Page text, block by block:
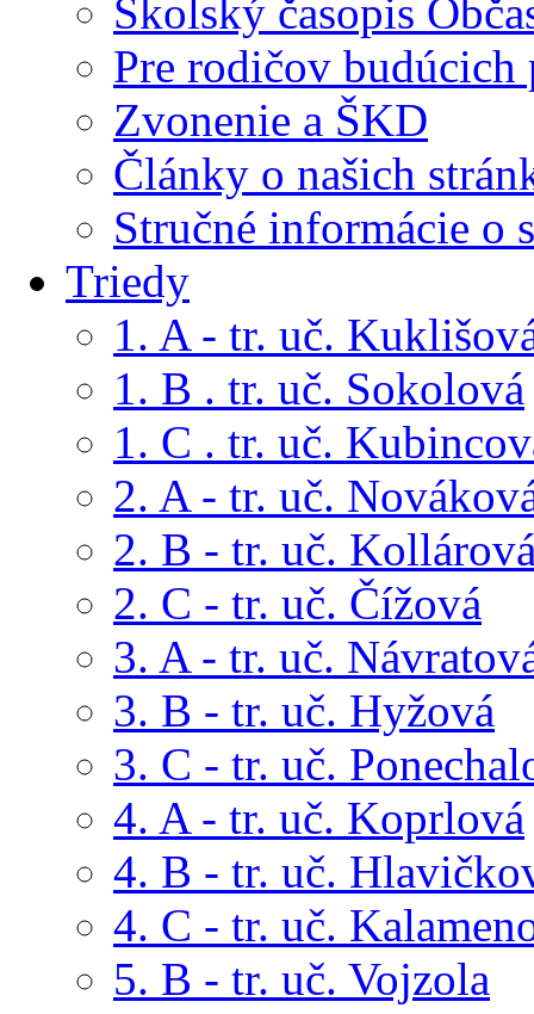
Školský časopis
Pre rodičov budúcich
Zvonenie a ŠKD
Články o našich
Stručné informácie o
Triedy
1. A - tr. uč.
1. B . tr. uč. Sokolová
1. C . tr. uč.
2. A - tr. uč.
2. B - tr. uč.
2. C - tr. uč. Čížová
3. A - tr. uč.
3. B - tr. uč. Hyžová
3. C - tr. uč.
4. A - tr. uč. Koprlová
4. B - tr. uč.
4. C - tr. uč.
5. B - tr. uč. Vojzola